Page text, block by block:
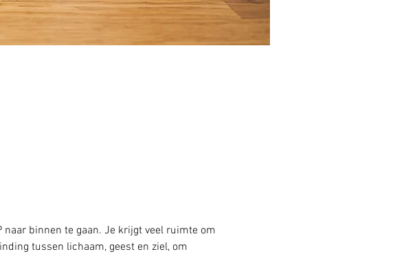
naar binnen te gaan. Je krijgt veel ruimte om
tussen lichaam, geest en ziel, om